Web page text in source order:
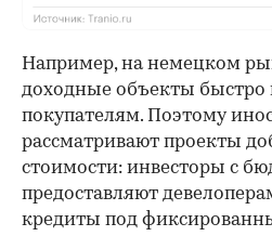
Например, на немецком
доходные объекты
покупателям. Поэтому
рассматривают проекты
стоимости: инвесторы с
предоставляют
кредиты под